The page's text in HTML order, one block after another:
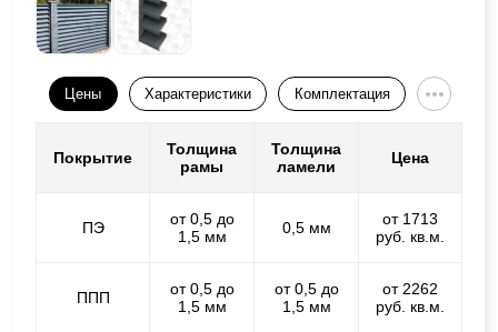
Цены Характеристики Комплектация
Покрытие
Толщина
рамы
Толщина
ламели
Цена
ПЭ
от 0,5 до
1,5 мм
0,5 мм
от 1713
руб. кв.м.
ППП
от 0,5 до
1,5 мм
от 0,5 до
1,5 мм
от 2262
руб. кв.м.